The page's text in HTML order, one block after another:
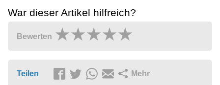
War dieser Artikel hilfreich?
Bewerten
Teilen Mehr